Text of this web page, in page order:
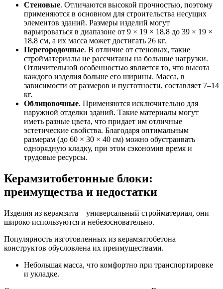
Стеновые. Отличаются высокой прочностью, поэтому
применяются в основном для строительства несущих
элементов зданий. Размеры изделий могут
варьироваться в диапазоне от 9 × 19 × 18,8 до 39 × 19 ×
18,8 см, а их масса может достигать 26 кг.
Перегородочные. В отличие от стеновых, такие
стройматериалы не рассчитаны на большие нагрузки.
Отличительной особенностью является то, что высота
каждого изделия больше его ширины. Масса, в
зависимости от размеров и пустотности, составляет 7–14
кг.
Облицовочные. Применяются исключительно для
наружной отделки зданий. Такие материалы могут
иметь разные цвета, что придает им отличные
эстетические свойства. Благодаря оптимальным
размерам (до 60 × 30 × 40 см) можно обустраивать
однорядную кладку, при этом сэкономив время и
трудовые ресурсы.
Керамзитобетонные блоки:
преимущества и недостатки
Изделия из керамзита – универсальный стройматериал, они
широко используются и небезосновательно.
Популярность изготовленных из керамзитобетона
конструктов обусловлена их преимуществами.
Небольшая масса, что комфортно при транспортировке
и укладке.